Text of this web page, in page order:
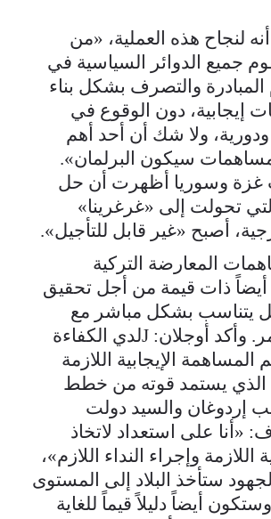
لنجاح هذه العملية، «من
جميع الدوائر السياسية في
المبادرة والتصرف بشكل بناء
إيجابية، دون الوقوع في
ولا شك أن أحد أهم
سيكون البرلمان».
غزة وسوريا أظهرت أن حل
تحولت إلى «غرغرينا»
أصبح «غير قابل للتأجيل».
المعارضة التركية
أيضاً ذات قيمة من أجل تحقيق
يتناسب بشكل مباشر مع
خطورة هذا الأمر. وأكد أوجلان: Jلدي الكفاءة
المساهمة الإيجابية اللازمة
الذي يستمد قوته من خطط
إردوغان والسيد دولت
«أنا على استعداد لاتخاذ
اللازمة وإجراء النداء اللازم»،
ستأخذ البلاد إلى المستوى
أيضاً دليلاً قيماً للغاية